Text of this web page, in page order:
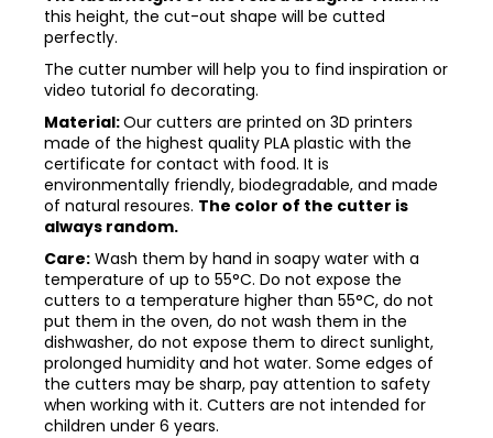
this height, the cut-out shape will be cutted
perfectly.
The cutter number will help you to find inspiration or
video tutorial fo decorating.
Material:Our cutters are printed on 3D printers
made of the highest quality PLA plastic with the
certificate for contact with food. It is
environmentally friendly, biodegradable, and made
of natural resoures. The color of the cutter is
always random.
Care: Wash them by hand in soapy water with a
temperature of up to 55°C. Do not expose the
cutters to a temperature higher than 55°C, do not
put them in the oven, do not wash them in the
dishwasher, do not expose them to direct sunlight,
prolonged humidity and hot water. Some edges of
the cutters may be sharp, pay attention to safety
when working with it. Cutters are not intended for
children under 6 years.